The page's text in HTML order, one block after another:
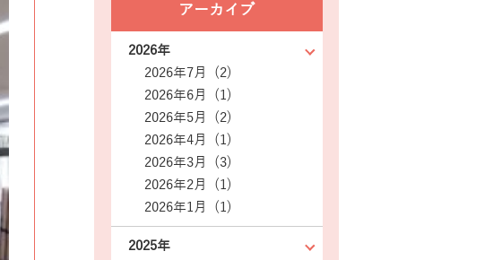
アーカイブ
2026年
2026年7月 (2)
2026年6月 (1)
2026年5月 (2)
2026年4月 (1)
2026年3月 (3)
2026年2月 (1)
2026年1月 (1)
2025年